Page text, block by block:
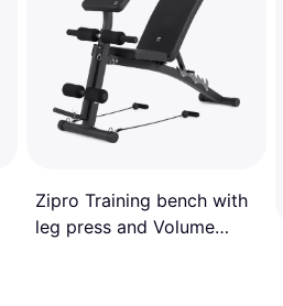
Zipro Training bench with
leg press and Volume